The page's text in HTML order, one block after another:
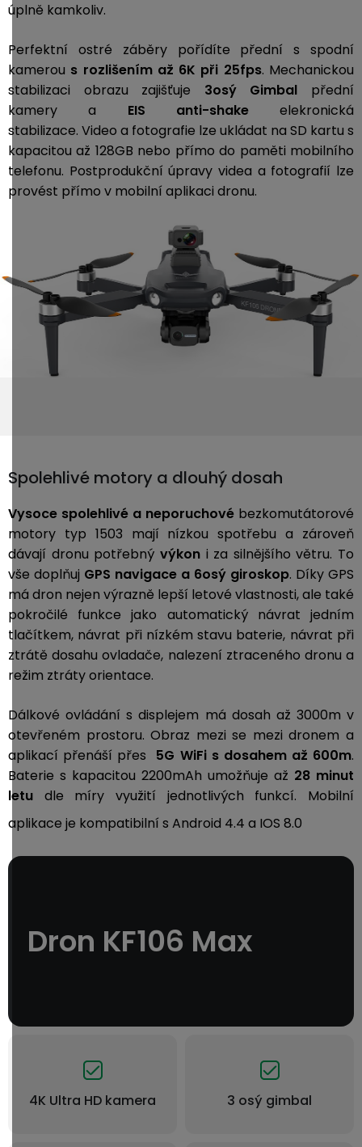
úplně kamkoliv.
Perfektní ostré záběry pořídíte přední s spodní
kamerou s rozlišením až 6K při 25fps. Mechanickou
stabilizaci obrazu zajišťuje 3osý Gimbal přední
kamery a EIS anti-shake elekronická
stabilizace. Video a fotografie lze ukládat na SD kartu s
kapacitou až 128GB nebo přímo do paměti mobilního
telefonu. Postprodukční úpravy videa a fotografií lze
provést přímo v mobilní aplikaci dronu.
Spolehlivé motory a dlouhý dosah
Vysoce spolehlivé a neporuchové bezkomutátorové
motory typ 1503 mají nízkou spotřebu a zároveň
dávají dronu potřebný výkoni za silnějšího větru. To
vše doplňuj GPS navigace a 6osý giroskop. Díky GPS
má dron nejen výrazně lepší letové vlastnosti, ale také
pokročilé funkce jako automatický návrat jedním
tlačítkem, návrat při nízkém stavu baterie, návrat při
ztrátě dosahu ovladače, nalezení ztraceného dronu a
režim ztráty orientace.
Dálkové ovládání s displejem má dosah až 3000m v
otevřeném prostoru. Obraz mezi se mezi dronem a
aplikací přenáší přes 5G WiFi s dosahem až 600m.
Baterie s kapacitou 2200mAh umožňuje až 28 minut
letu dle míry využití jednotlivých funkcí. Mobilní
aplikace je kompatibilní s Android 4.4 a IOS 8.0
Dron KF106 Max
4K Ultra HD kamera 3 osý gimbal